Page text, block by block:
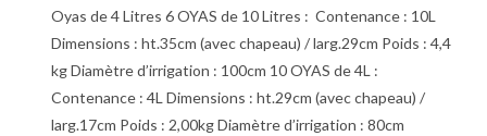
Oyas de 4 Litres 6 OYAS de 10 Litres : Contenance : 10L
Dimensions : ht.35cm (avec chapeau) / larg.29cm Poids : 4,4
kg Diamètre d’irrigation : 100cm 10 OYAS de 4L :
Contenance : 4L Dimensions : ht.29cm (avec chapeau) /
larg.17cm Poids : 2,00kg Diamètre d’irrigation : 80cm